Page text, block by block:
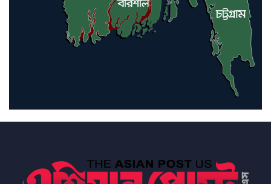
ইরাকসহ মধ্যপ্রাচ্যে ২৪ হামলা চালাল
ইরানপন্থি গোষ্ঠী
হরমুজ প্রণালী সুরক্ষায় মিত্ররা সাহায্য
না করলে ন্যাটোর ভবিষ্যৎ খারাপ